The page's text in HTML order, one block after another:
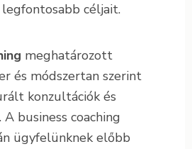
céljait.
meghatározott
és módszertan szerint
konzultációk és
A business coaching
ügyfelünknek előbb